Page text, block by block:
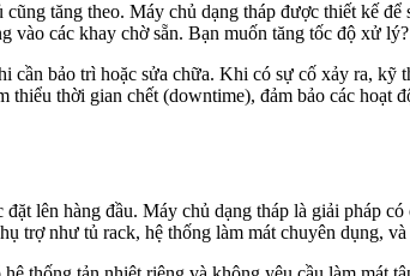
tăng theo. Máy chủ dạng tháp được thiết kế
các khay chờ sẵn. Bạn muốn tăng tốc độ xử
bảo trì hoặc sửa chữa. Khi có sự cố xảy ra,
thời gian chết (downtime), đảm bảo các hoạt
lên hàng đầu. Máy chủ dạng tháp là giải pháp
trợ như tủ rack, hệ thống làm mát chuyên dụng,